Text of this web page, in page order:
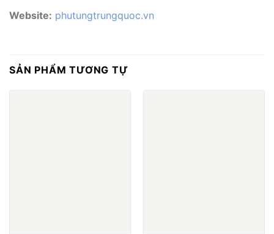
Website: phutungtrungquoc.vn
SẢN PHẨM TƯƠNG TỰ